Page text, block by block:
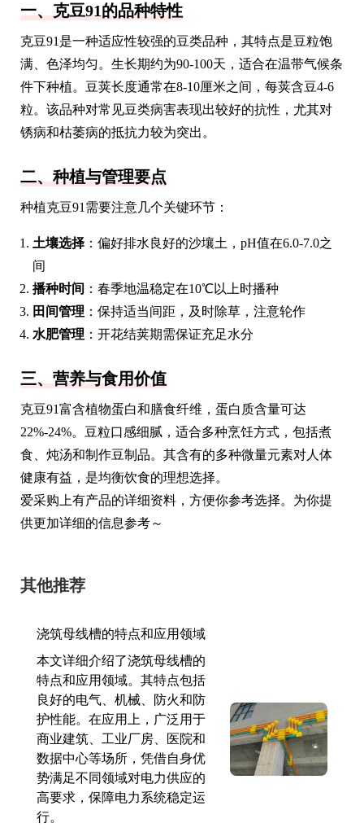
一、克豆91的品种特性
克豆91是一种适应性较强的豆类品种，其特点是豆粒饱
满、色泽均匀。生长期约为90-100天，适合在温带气候条
件下种植。豆荚长度通常在8-10厘米之间，每荚含豆4-6
粒。该品种对常见豆类病害表现出较好的抗性，尤其对
锈病和枯萎病的抵抗力较为突出。
二、种植与管理要点
种植克豆91需要注意几个关键环节：
土壤选择 ：偏好排水良好的沙壤土，pH值在6.0-7.0之
间
播种时间 ：春季地温稳定在10℃以上时播种
田间管理 ：保持适当间距，及时除草，注意轮作
水肥管理 ：开花结荚期需保证充足水分
三、营养与食用价值
克豆91富含植物蛋白和膳食纤维，蛋白质含量可达
22%-24%。豆粒口感细腻，适合多种烹饪方式，包括煮
食、炖汤和制作豆制品。其含有的多种微量元素对人体
健康有益，是均衡饮食的理想选择。
爱采购上有产品的详细资料，方便你参考选择。为你提
供更加详细的信息参考～
其他推荐
浇筑母线槽的特点和应用领域
本文详细介绍了浇筑母线槽的
特点和应用领域。其特点包括
良好的电气、机械、防火和防
护性能。在应用上，广泛用于
商业建筑、工业厂房、医院和
数据中心等场所，凭借自身优
势满足不同领域对电力供应的
高要求，保障电力系统稳定运
行。